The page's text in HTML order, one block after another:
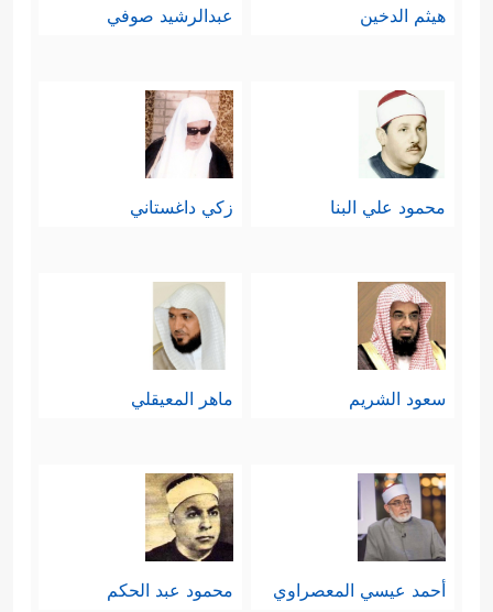
هيثم الدخين عبدالرشيد صوفي
محمود علي البنا زكي داغستاني
سعود الشريم ماهر المعيقلي
أحمد عيسي المعصراوي محمود عبد الحكم